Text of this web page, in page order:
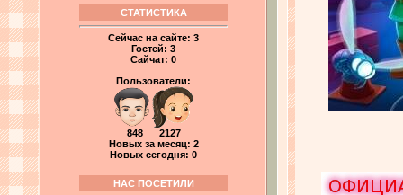
СТАТИСТИКА
Сейчас на сайте: 3
Гостей: 3
Сайчат: 0
Пользователи:
848 2127
Новых за месяц: 2
Новых сегодня: 0
НАС ПОСЕТИЛИ